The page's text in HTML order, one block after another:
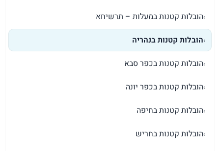
›הובלות קטנות במעלות – תרשיחא
›הובלות קטנות בנהריה
›הובלות קטנות בכפר סבא
›הובלות קטנות בכפר יונה
›הובלות קטנות בחיפה
›הובלות קטנות בחריש